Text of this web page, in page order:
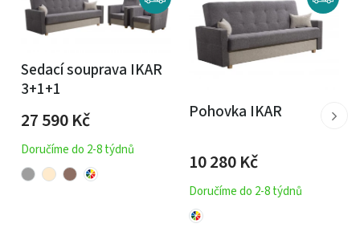
Sedací souprava IKAR
3+1+1
27 590Kč
Doručíme do 2-8 týdnů
Pohovka IKAR
10 280Kč
Doručíme do 2-8 týdnů